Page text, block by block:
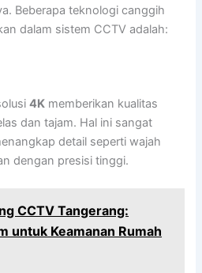
Beberapa teknologi canggih
dalam sistem CCTV adalah:
4K memberikan kualitas
dan tajam. Hal ini sangat
detail seperti wajah
dengan presisi tinggi.
CCTV Tangerang:
untuk Keamanan Rumah